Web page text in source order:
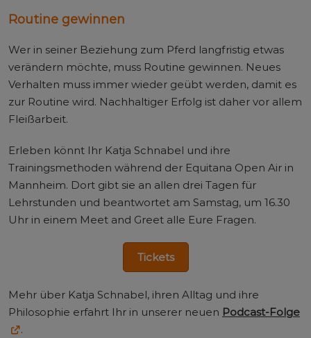
Routine gewinnen
Wer in seiner Beziehung zum Pferd langfristig etwas
verändern möchte, muss Routine gewinnen. Neues
Verhalten muss immer wieder geübt werden, damit es
zur Routine wird. Nachhaltiger Erfolg ist daher vor allem
Fleißarbeit.
Erleben könnt Ihr Katja Schnabel und ihre
Trainingsmethoden während der Equitana Open Air in
Mannheim. Dort gibt sie an allen drei Tagen für
Lehrstunden und beantwortet am Samstag, um 16.30
Uhr in einem Meet and Greet alle Eure Fragen.
Tickets
Mehr über Katja Schnabel, ihren Alltag und ihre
Philosophie erfahrt Ihr in unserer neuen Podcast-Folge
.